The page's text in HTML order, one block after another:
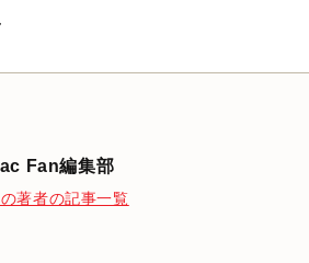
Fan編集部
著者の記事一覧